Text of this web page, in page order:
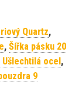
Quartz,
, Šířka pásku 20
ocel,
9